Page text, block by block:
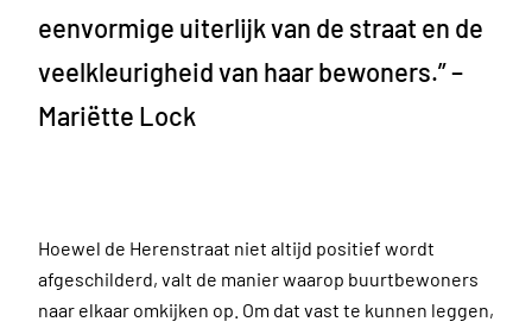
eenvormige uiterlijk van de straat en de
veelkleurigheid van haar bewoners.” –
Mariëtte Lock
Hoewel de Herenstraat niet altijd positief wordt
afgeschilderd, valt de manier waarop buurtbewoners
naar elkaar omkijken op. Om dat vast te kunnen leggen,